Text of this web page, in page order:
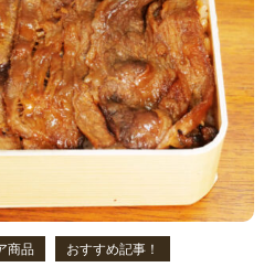
商品
おすすめ記事！